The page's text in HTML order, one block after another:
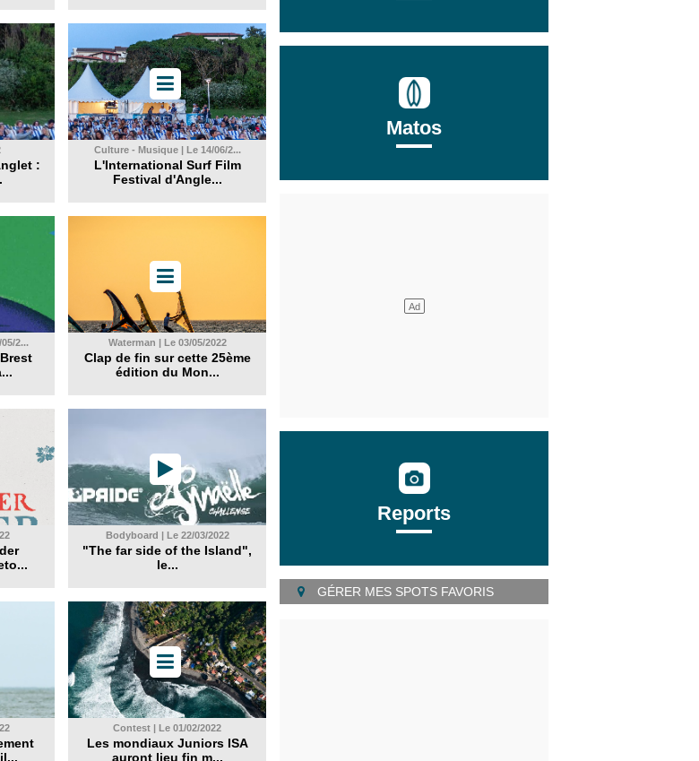
:
Culture - Musique | Le 14/06/2...
L'International Surf Film
Festival d'Angle...
2... Waterman | Le 03/05/2022
Clap de fin sur cette 25ème
édition du Mon...
Bodyboard | Le 22/03/2022
"The far side of the Island",
le...
Contest | Le 01/02/2022
Les mondiaux Juniors ISA
auront lieu fin m...
Matos
Reports
GÉRER MES SPOTS FAVORIS